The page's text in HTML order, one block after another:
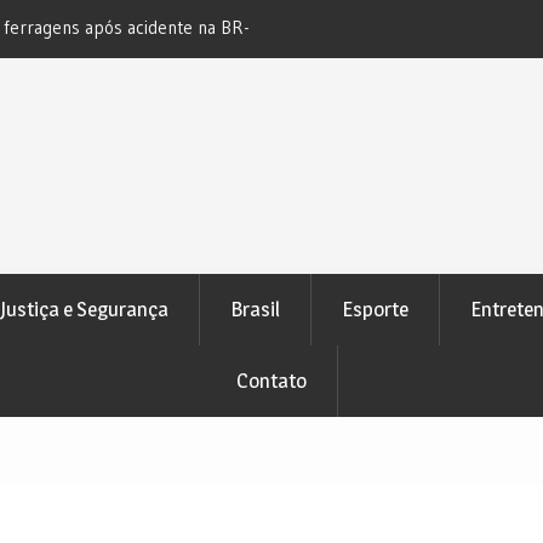
após acidente na BR-
Pedrão
atenção de devedores
Justiça e Segurança Brasil Esporte
Contato